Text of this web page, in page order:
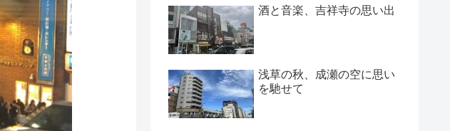
酒と音楽、吉祥寺の思い出
浅草の秋、成瀬の空に思い
を馳せて